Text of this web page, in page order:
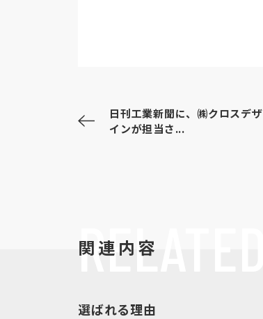
日刊工業新聞に、㈱クロスデザ
インが担当さ...
RELATED
関連内容
選ばれる理由